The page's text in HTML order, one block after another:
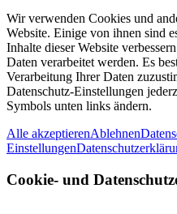
Wir verwenden Cookies und
Website. Einige von ihnen sind
Inhalte dieser Website
Daten verarbeitet werden. Es
Verarbeitung Ihrer Daten
Datenschutz-Einstellungen
Symbols unten links ändern.
Alle akzeptierenAblehnen
Einstellungen
Cookie- und